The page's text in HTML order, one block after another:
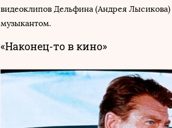
видеоклипов Дельфина (Андрея
музыкантом.
«Наконец-то в кино»